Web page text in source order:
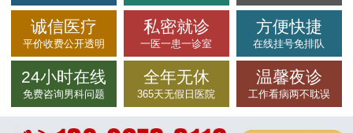
诚信医疗
平价收费公开透明
私密就诊
一医一患一诊室
方便快捷
在线挂号免排队
24小时在线
免费咨询男科问题
全年无休
365天无假日医院
温馨夜诊
工作看病两不耽误